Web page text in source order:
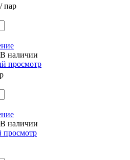
/ пар
В наличии
просмотр
В наличии
просмотр